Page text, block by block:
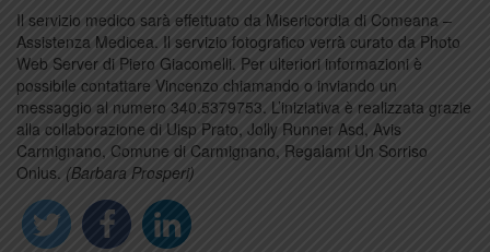
Il servizio medico sarà effettuato da Misericordia di Comeana –
Assistenza Medicea. Il servizio fotografico verrà curato da Photo
Web Server di Piero Giacomelli. Per ulteriori informazioni è
possibile contattare Vincenzo chiamando o inviando un
messaggio al numero 340.5379753. L’iniziativa è realizzata grazie
alla collaborazione di Uisp Prato, Jolly Runner Asd, Avis
Carmignano, Comune di Carmignano, Regalami Un Sorriso
Onlus. (Barbara Prosperi)